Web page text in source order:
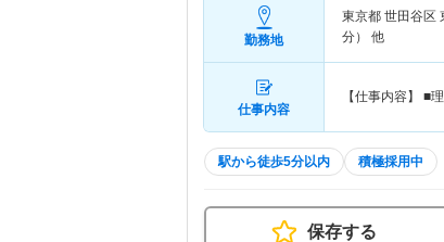
勤務地
東京都 世田谷区
分） 他
仕事内容
【仕事内容】 ■
駅から徒歩5分以内 積極採用中
保存する